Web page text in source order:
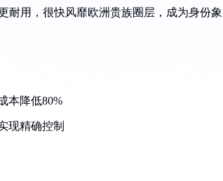
耐用，很快风靡欧洲贵族圈层，成为身份象
本降低80%
现精确控制